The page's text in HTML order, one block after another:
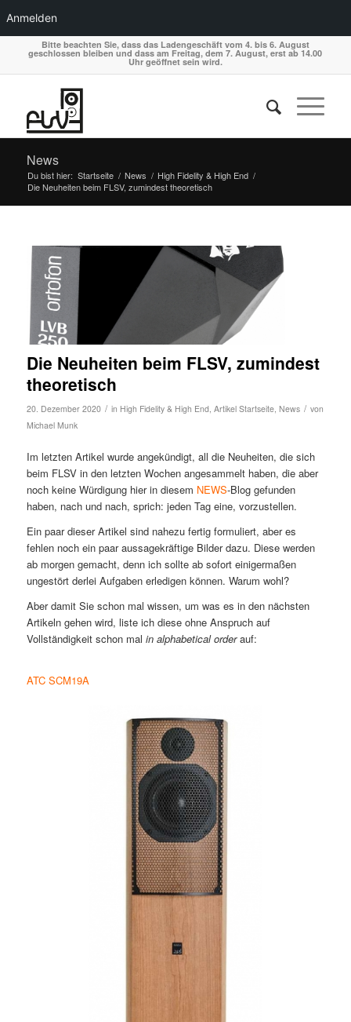
Anmelden
Bitte beachten Sie, dass das Ladengeschäft vom 4. bis 6. August
geschlossen bleiben und dass am Freitag, dem 7. August, erst ab 14.00
Uhr geöffnet sein wird.
News
Du bist hier: Startseite / News / High Fidelity & High End /
Die Neuheiten beim FLSV, zumindest theoretisch
Die Neuheiten beim FLSV, zumindest
theoretisch
20. Dezember 2020 / in High Fidelity & High End, Artikel Startseite, News / von
Michael Munk
Im letzten Artikel wurde angekündigt, all die Neuheiten, die sich
beim FLSV in den letzten Wochen angesammelt haben, die aber
noch keine Würdigung hier in diesem NEWS-Blog gefunden
haben, nach und nach, sprich: jeden Tag eine, vorzustellen.
Ein paar dieser Artikel sind nahezu fertig formuliert, aber es
fehlen noch ein paar aussagekräftige Bilder dazu. Diese werden
ab morgen gemacht, denn ich sollte ab sofort einigermaßen
ungestört derlei Aufgaben erledigen können. Warum wohl?
Aber damit Sie schon mal wissen, um was es in den nächsten
Artikeln gehen wird, liste ich diese ohne Anspruch auf
Vollständigkeit schon mal in alphabetical orderauf:
ATC SCM19A